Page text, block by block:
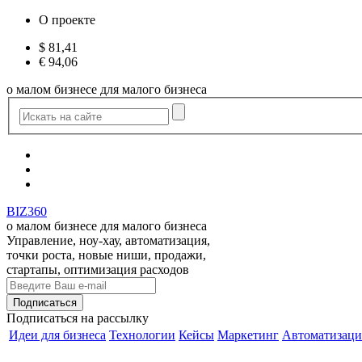
О проекте
$ 81,41
€ 94,06
о малом бизнесе для малого бизнеса
BIZ360
о малом бизнесе для малого бизнеса
Управление, ноу-хау, автоматизация,
точки роста, новые ниши, продажи,
стартапы, оптимизация расходов
Подписаться на рассылку
Идеи для бизнеса Технологии Кейсы Маркетинг